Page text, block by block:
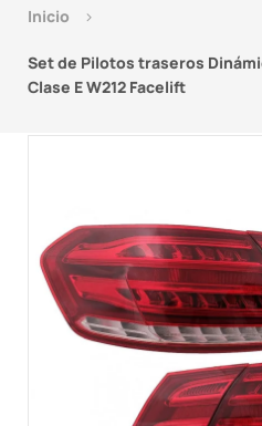
Inicio
Set de Pilotos traseros
Clase E W212 Facelift